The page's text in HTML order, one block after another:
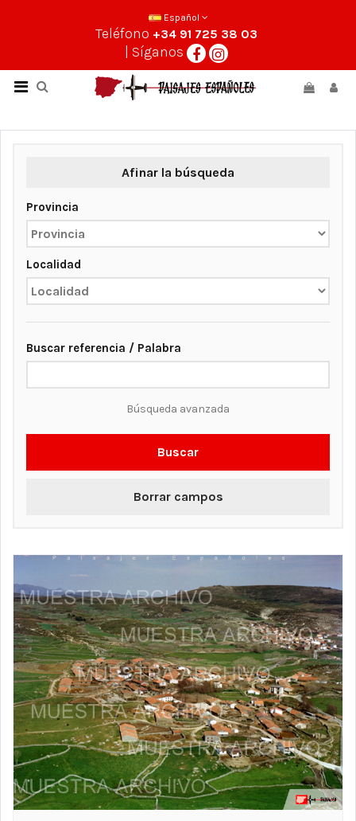
Español
Teléfono +34 91 725 38 03
| Síganos
Afinar la búsqueda
Provincia
Localidad
Buscar referencia / Palabra
Búsqueda avanzada
Buscar
Borrar campos